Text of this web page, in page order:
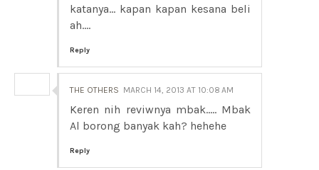
katanya... kapan kapan kesana beli
ah....
Reply
THE OTHERS MARCH 14, 2013 AT 10:08 AM
Keren nih reviwnya mbak..... Mbak
Al borong banyak kah? hehehe
Reply